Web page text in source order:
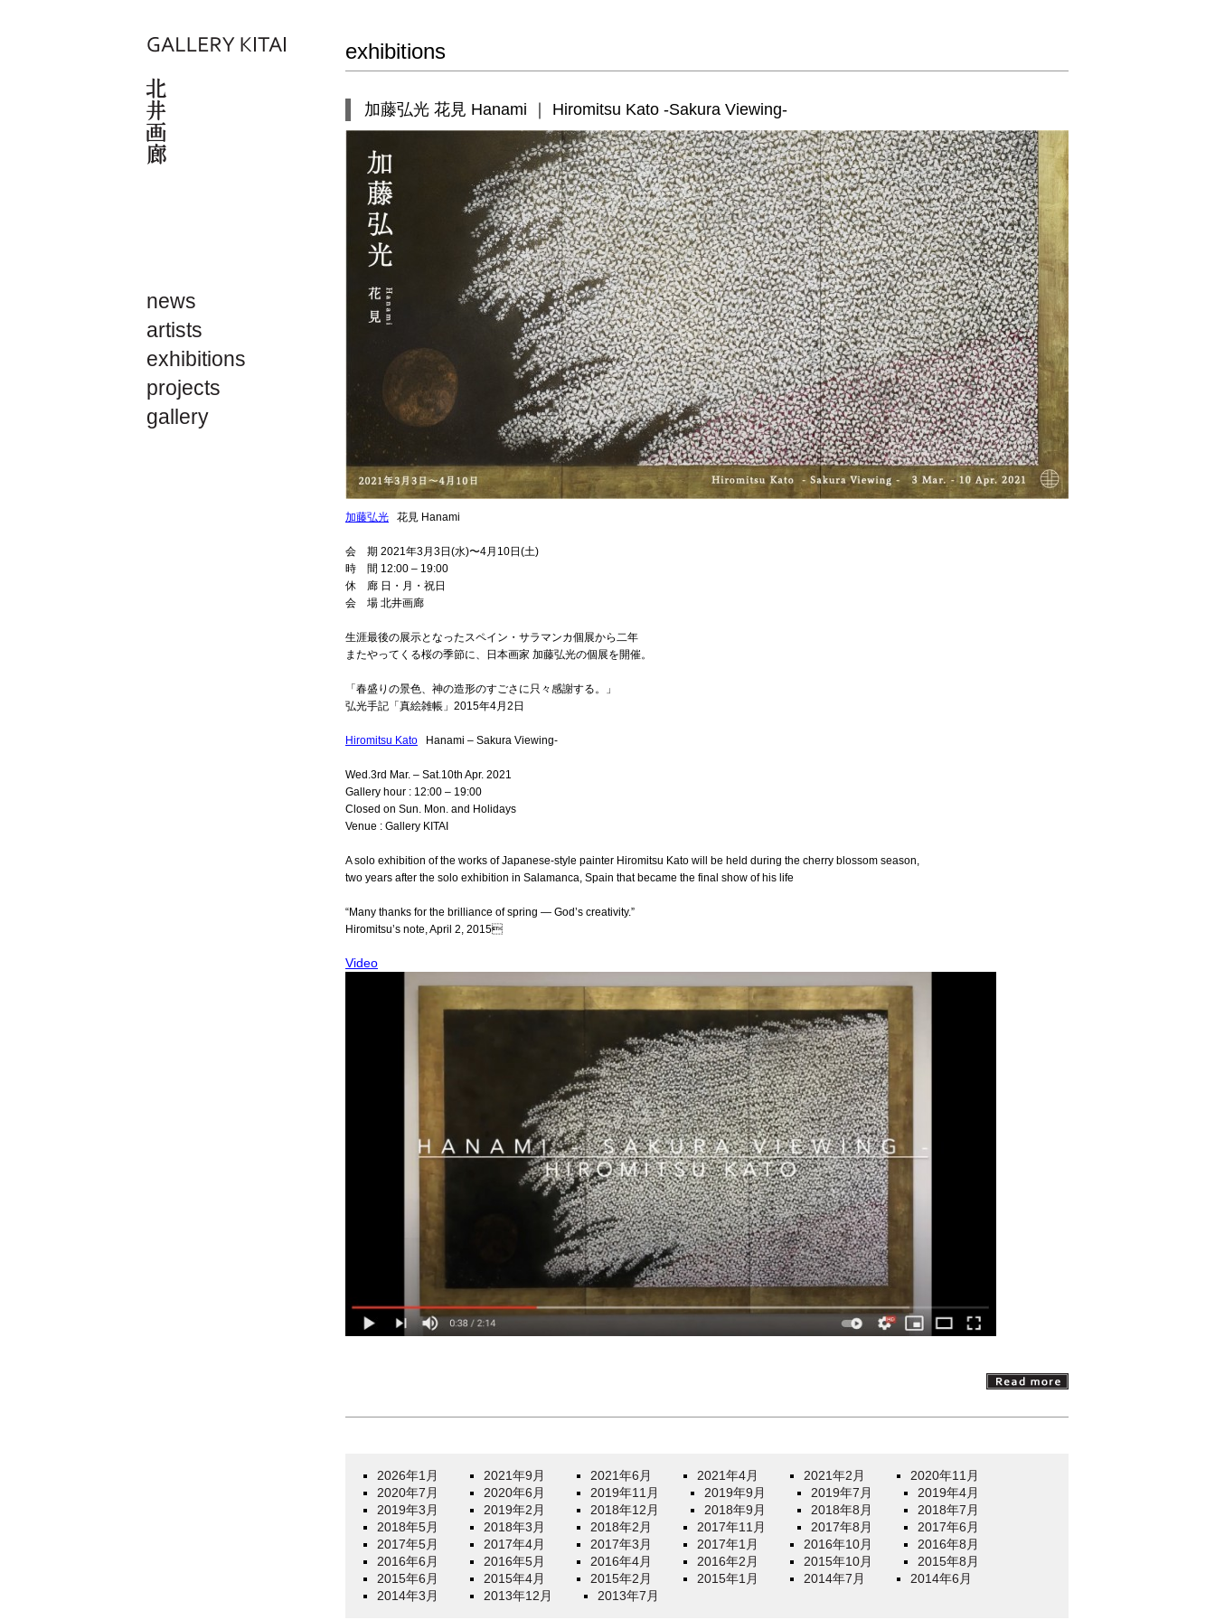
news
artists
exhibitions
projects
gallery
exhibitions
加藤弘光 花見 Hanami ｜ Hiromitsu Kato -Sakura Viewing-
加藤弘光 花見 Hanami
会 期 2021年3月3日(水)〜4月10日(土)
時 間 12:00 – 19:00
休 廊 日・月・祝日
会 場 北井画廊
生涯最後の展示となったスペイン・サラマンカ個展から二年
またやってくる桜の季節に、日本画家 加藤弘光の個展を開催。
「春盛りの景色、神の造形のすごさに只々感謝する。」
弘光手記「真絵雑帳」2015年4月2日
Hiromitsu Kato Hanami – Sakura Viewing-
Wed.3rd Mar. – Sat.10th Apr. 2021
Gallery hour : 12:00 – 19:00
Closed on Sun. Mon. and Holidays
Venue : Gallery KITAI
A solo exhibition of the works of Japanese-style painter Hiromitsu Kato will be held during the cherry blossom season,
two years after the solo exhibition in Salamanca, Spain that became the final show of his life
“Many thanks for the brilliance of spring — God’s creativity.”
Hiromitsu’s note, April 2, 2015
Video
2026年1月 2021年9月 2021年6月 2021年4月 2021年2月
2020年11月
2020年7月
2020年6月 2019年11月 2019年9月 2019年7月
2019年4月
2019年3月
2019年2月 2018年12月 2018年9月 2018年8月
2018年7月
2018年5月
2018年3月 2018年2月 2017年11月 2017年8月
2017年6月
2017年5月
2017年4月 2017年3月 2017年1月 2016年10月
2016年8月
2016年6月
2016年5月 2016年4月 2016年2月 2015年10月
2015年8月
2015年6月
2015年4月 2015年2月 2015年1月 2014年7月
2014年6月
2014年3月
2013年12月 2013年7月